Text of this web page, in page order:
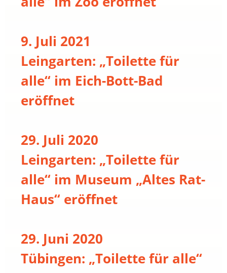
9. Juli 2021
Leingarten: „Toilette für
alle“ im Eich-Bott-Bad
eröffnet
29. Juli 2020
Leingarten: „Toilette für
alle“ im Museum „Altes Rat-
Haus“ eröffnet
29. Juni 2020
Tübingen: „Toilette für alle“